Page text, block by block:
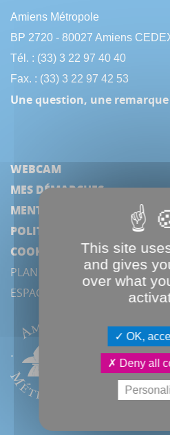
Amiens Métropole
BP 2720 - 80027 Amiens
Tél. : (33) 3 22 97 40 40
Fax. : (33) 3 22 97 42 53
Une question, une
WEBCAM
MES DÉMARCHES
MENTIONS LÉGALES
POLITIQUE DE
COOKIES
PLAN DU SITE
ESPACE PRESSE
This site
and gives
over what
OK,
Deny all